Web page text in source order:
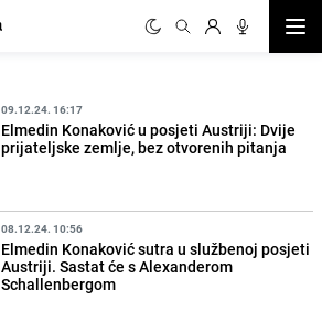
09.12.24. 16:17
Elmedin Konaković u posjeti Austriji: Dvije
prijateljske zemlje, bez otvorenih pitanja
08.12.24. 10:56
Elmedin Konaković sutra u službenoj posjeti
Austriji. Sastat će s Alexanderom
Schallenbergom